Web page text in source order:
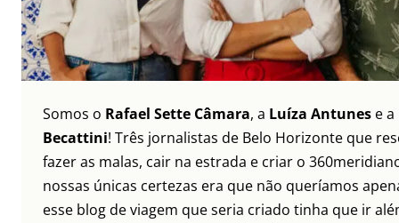
Somos o Rafael Sette Câmara, a Luíza Antunes e a
Becattini! Três jornalistas de Belo Horizonte que
fazer as malas, cair na estrada e criar o
nossas únicas certezas era que não queríamos
esse blog de viagem que seria criado tinha que ir